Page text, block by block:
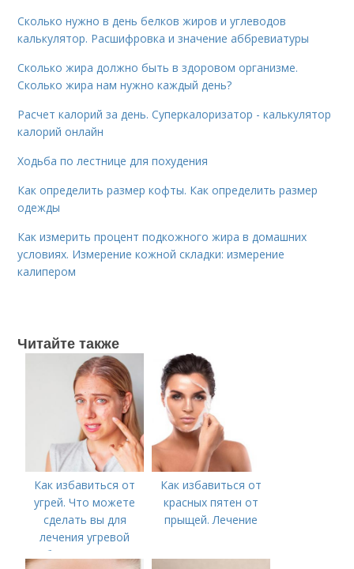
Сколько нужно в день белков жиров и углеводов
калькулятор. Расшифровка и значение аббревиатуры
Сколько жира должно быть в здоровом организме.
Сколько жира нам нужно каждый день?
Расчет калорий за день. Суперкалоризатор - калькулятор
калорий онлайн
Ходьба по лестнице для похудения
Как определить размер кофты. Как определить размер
одежды
Как измерить процент подкожного жира в домашних
условиях. Измерение кожной складки: измерение
калипером
Читайте также
Как избавиться от
угрей. Что можете
сделать вы для
лечения угревой
болезни (акне)
Как избавиться от
красных пятен от
прыщей. Лечение